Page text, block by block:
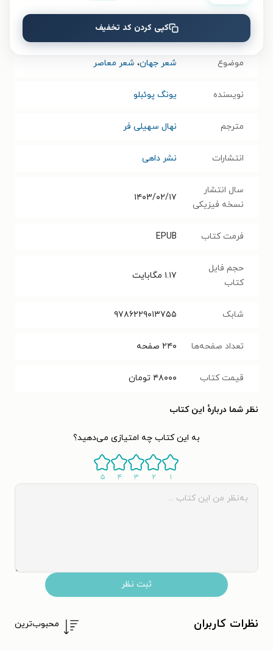
عنوان در زبان
Inward
موضوع شعر جهان، شعر معاصر
نویسنده یونگ پوئبلو
مترجم نهال سهیلی فر
انتشارات نشر داهی
سال انتشار
نسخه فیزیکی
۱۴۰۳/۰۲/۱۷
فرمت کتاب EPUB
حجم فایل
کتاب
۱.۱۷ مگابایت
شابک ۹۷۸۶۲۲۹۰۱۳۷۵۵
تعداد صفحه‌ها ۲۴۰ صفحه
قیمت کتاب ۴۸۰۰۰ تومان
نظر شما دربارهٔ این کتاب
به این کتاب چه امتیازی می‌دهید؟
۱ ۲ ۳ ۴ ۵
ثبت نظر
نظرات کاربران محبوب‌ترین
کپی کردن کد تخفیف